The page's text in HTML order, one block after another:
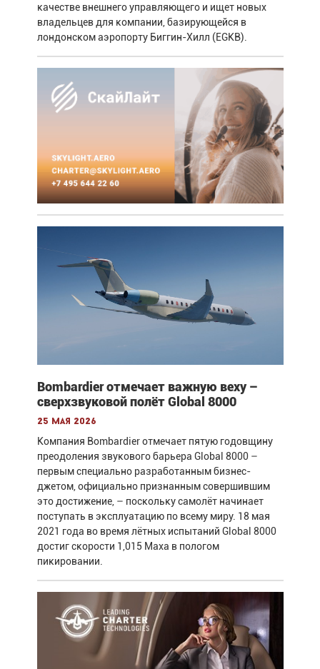
качестве внешнего управляющего и ищет новых
владельцев для компании, базирующейся в
лондонском аэропорту Биггин-Хилл (EGKB).
Bombardier отмечает важную веху –
сверхзвуковой полёт Global 8000
25 мая 2026
Компания Bombardier отмечает пятую годовщину
преодоления звукового барьера Global 8000 –
первым специально разработанным бизнес-
джетом, официально признанным совершившим
это достижение, – поскольку самолёт начинает
поступать в эксплуатацию по всему миру. 18 мая
2021 года во время лётных испытаний Global 8000
достиг скорости 1,015 Маха в пологом
пикировании.